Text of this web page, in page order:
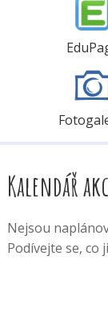
Kalendář
Nejsou
Podívejte se, co